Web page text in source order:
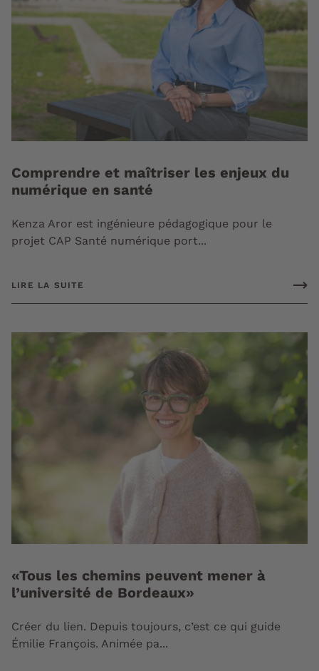
Comprendre et maîtriser les enjeux du
numérique en santé
Kenza Aror est ingénieure pédagogique pour le
projet CAP Santé numérique port...
LIRE LA SUITE
«Tous les chemins peuvent mener à
l’université de Bordeaux»
Créer du lien. Depuis toujours, c’est ce qui guide
Émilie François. Animée pa...